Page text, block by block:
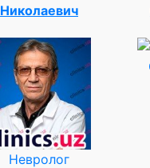
Николаевич
Невролог